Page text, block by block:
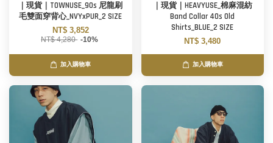
｜現貨｜TOWNUSE_90s 尼龍刷
毛雙面穿背心_NVYxPUR_2 SIZE
NT$ 3,852
NT$ 4,280 -10%
加入購物車
｜現貨｜HEAVYUSE_棉麻混紡
Band Collar 40s Old
Shirts_BLUE_2 SIZE
NT$ 3,480
加入購物車